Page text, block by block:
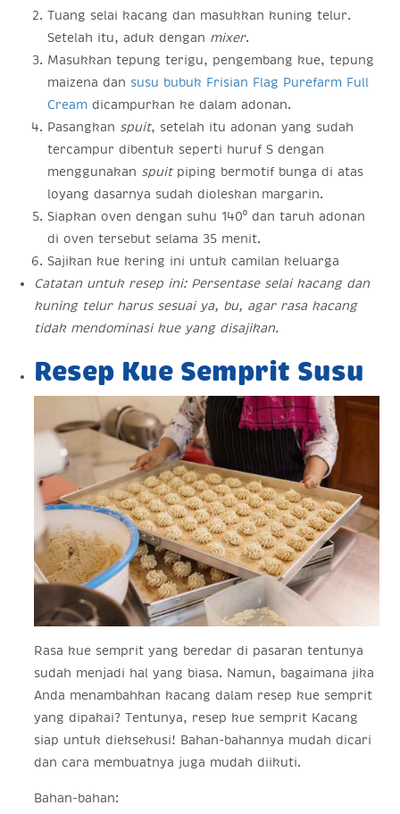
Tuang selai kacang dan masukkan kuning telur.
Setelah itu, aduk dengan mixer.
Masukkan tepung terigu, pengembang kue, tepung
maizena dan susu bubuk Frisian Flag Purefarm Full
Cream dicampurkan ke dalam adonan.
Pasangkan spuit, setelah itu adonan yang sudah
tercampur dibentuk seperti huruf S dengan
menggunakan spuitpiping bermotif bunga di atas
loyang dasarnya sudah dioleskan margarin.
Siapkan oven dengan suhu 140⁰ dan taruh adonan
di oven tersebut selama 35 menit.
Sajikan kue kering ini untuk camilan keluarga
Catatan untuk resep ini: Persentase selai kacang dan
kuning telur harus sesuai ya, bu, agar rasa kacang
tidak mendominasi kue yang disajikan.
Resep Kue Semprit Susu
Rasa kue semprit yang beredar di pasaran tentunya
sudah menjadi hal yang biasa. Namun, bagaimana jika
Anda menambahkan kacang dalam resep kue semprit
yang dipakai? Tentunya, resep kue semprit Kacang
siap untuk dieksekusi! Bahan-bahannya mudah dicari
dan cara membuatnya juga mudah diikuti.
Bahan-bahan: